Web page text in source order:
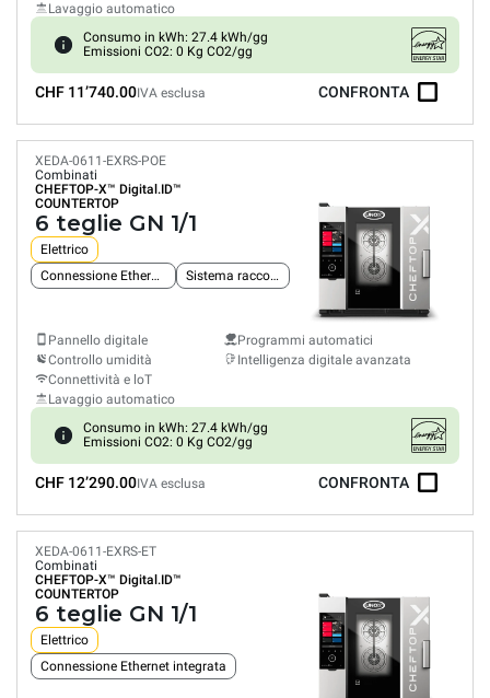
Lavaggio automatico
Consumo in kWh: 27.4 kWh/gg
Emissioni CO2: 0 Kg CO2/gg
CHF 11’740.00IVA esclusa CONFRONTA
XEDA-0611-EXRS-POE
Combinati
CHEFTOP-X™ Digital.ID™
COUNTERTOP
6 teglie GN 1/1
Elettrico
Connessione Ethernet integrata
Sistema raccolta grassi
Pannello digitale
Controllo umidità
Connettività e loT
Lavaggio automatico
Programmi automatici
Intelligenza digitale avanzata
Consumo in kWh: 27.4 kWh/gg
Emissioni CO2: 0 Kg CO2/gg
CHF 12’290.00IVA esclusa CONFRONTA
XEDA-0611-EXRS-ET
Combinati
CHEFTOP-X™ Digital.ID™
COUNTERTOP
6 teglie GN 1/1
Elettrico
Connessione Ethernet integrata